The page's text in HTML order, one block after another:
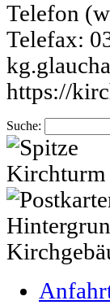
Telefon (
Telefax:
https://
Suche: